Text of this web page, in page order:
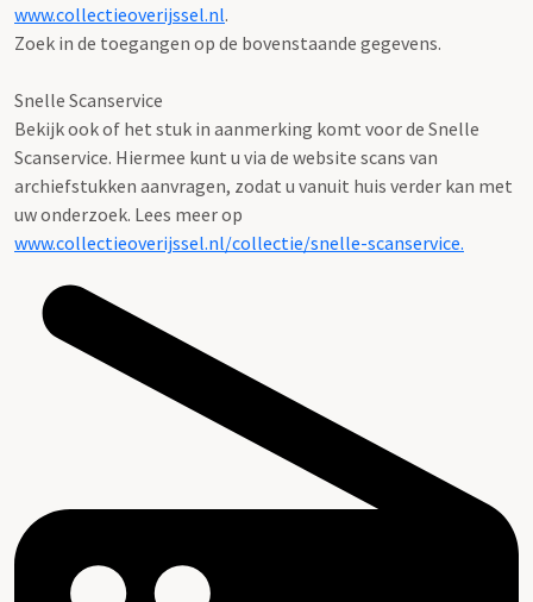
www.collectieoverijssel.nl.
Zoek in de toegangen op de bovenstaande gegevens.
Snelle Scanservice
Bekijk ook of het stuk in aanmerking komt voor de Snelle
Scanservice. Hiermee kunt u via de website scans van
archiefstukken aanvragen, zodat u vanuit huis verder kan met
uw onderzoek. Lees meer op
www.collectieoverijssel.nl/collectie/snelle-scanservice.